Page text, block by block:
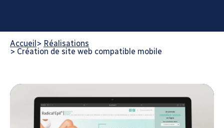
Accueil> Réalisations
> Création de site web compatible mobile